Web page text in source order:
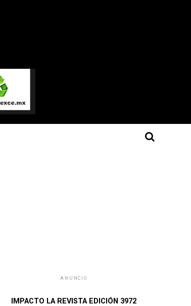
ANUNCIO
IMPACTO LA REVISTA EDICIÓN 3972